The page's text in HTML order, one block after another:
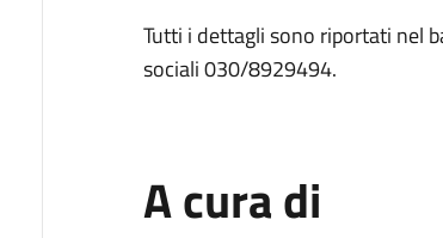
Tutti i dettagli sono riportati nel
sociali 030/8929494.
A cura di